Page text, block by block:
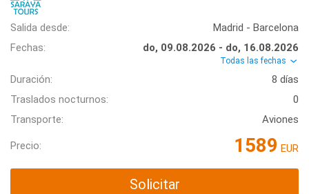
Salida desde:
Madrid - Barcelona
Fechas:
do, 09.08.2026 - do, 16.08.2026
Todas las fechas
Duración:
8 días
Traslados nocturnos:
0
Transporte:
Aviones
Precio: 1589 EUR
Solicitar